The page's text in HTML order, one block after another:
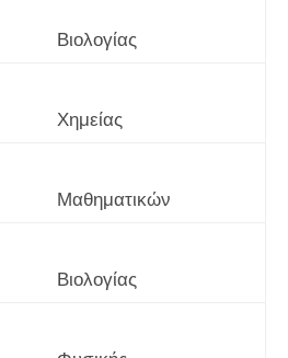
Βιολογίας
Χημείας
Μαθηματικών
Βιολογίας